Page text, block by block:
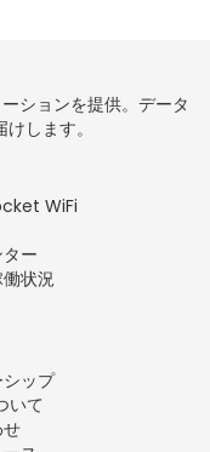
ションを提供。データ
します。
WiFi
ー
状況
ップ
いて